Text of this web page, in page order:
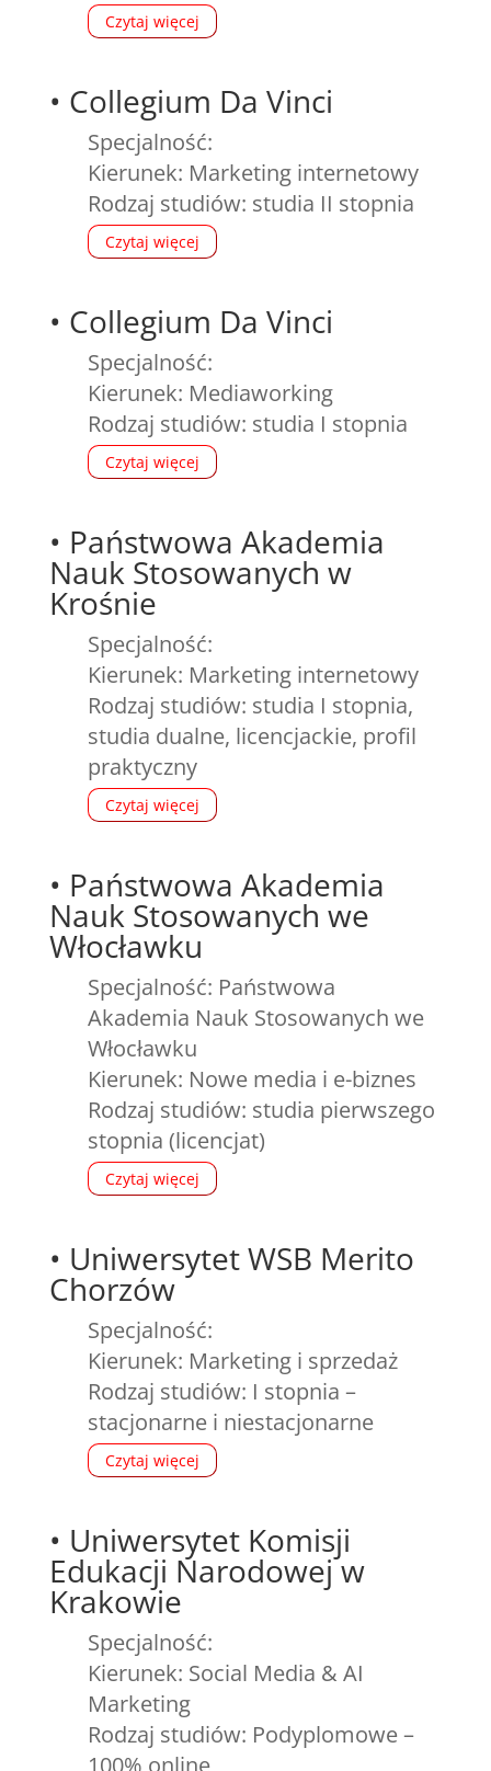
Czytaj więcej
• Collegium Da Vinci
Specjalność:
Kierunek: Marketing internetowy
Rodzaj studiów: studia II stopnia
Czytaj więcej
• Collegium Da Vinci
Specjalność:
Kierunek: Mediaworking
Rodzaj studiów: studia I stopnia
Czytaj więcej
• Państwowa Akademia
Nauk Stosowanych w
Krośnie
Specjalność:
Kierunek: Marketing internetowy
Rodzaj studiów: studia I stopnia,
studia dualne, licencjackie, profil
praktyczny
Czytaj więcej
• Państwowa Akademia
Nauk Stosowanych we
Włocławku
Specjalność: Państwowa
Akademia Nauk Stosowanych we
Włocławku
Kierunek: Nowe media i e-biznes
Rodzaj studiów: studia pierwszego
stopnia (licencjat)
Czytaj więcej
• Uniwersytet WSB Merito
Chorzów
Specjalność:
Kierunek: Marketing i sprzedaż
Rodzaj studiów: I stopnia –
stacjonarne i niestacjonarne
Czytaj więcej
• Uniwersytet Komisji
Edukacji Narodowej w
Krakowie
Specjalność:
Kierunek: Social Media & AI
Marketing
Rodzaj studiów: Podyplomowe –